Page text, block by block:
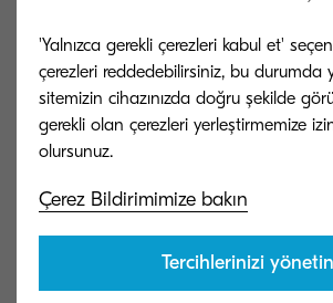
Daha Fazlası İçin Bize
'Yalnızca gerekli çerezleri kabul et'
çerezleri reddedebilirsiniz, bu durumda
sitemizin cihazınızda doğru şekilde
gerekli olan çerezleri yerleştirmemize
Çerez Bildirimimize bakın
Tercihlerinizi yönetin